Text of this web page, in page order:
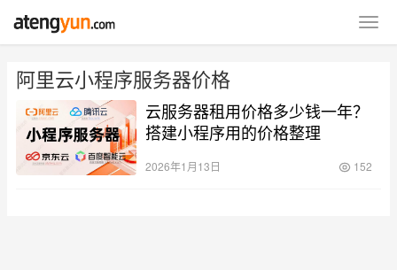
阿里云小程序服务器价格
云服务器租用价格多少钱一年？
搭建小程序用的价格整理
2026年1月13日 152